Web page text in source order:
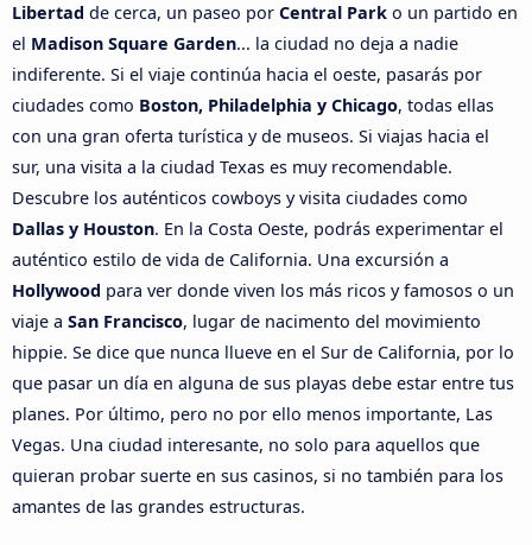
Libertad de cerca, un paseo por Central Park o un partido en
el Madison Square Garden... la ciudad no deja a nadie
indiferente. Si el viaje continúa hacia el oeste, pasarás por
ciudades como Boston, Philadelphia y Chicago, todas ellas
con una gran oferta turística y de museos. Si viajas hacia el
sur, una visita a la ciudad Texas es muy recomendable.
Descubre los auténticos cowboys y visita ciudades como
Dallas y Houston. En la Costa Oeste, podrás experimentar el
auténtico estilo de vida de California. Una excursión a
Hollywood para ver donde viven los más ricos y famosos o un
viaje a San Francisco, lugar de nacimento del movimiento
hippie. Se dice que nunca llueve en el Sur de California, por lo
que pasar un día en alguna de sus playas debe estar entre tus
planes. Por último, pero no por ello menos importante, Las
Vegas. Una ciudad interesante, no solo para aquellos que
quieran probar suerte en sus casinos, si no también para los
amantes de las grandes estructuras.